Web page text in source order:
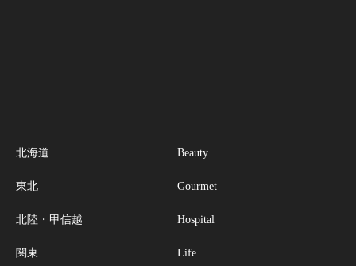
北海道
東北
北陸・甲信越
関東
Beauty
Gourmet
Hospital
Life